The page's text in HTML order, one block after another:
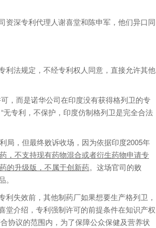
深专利代理人谢喜堂和陈申军，他们异口同
法规定，不经专利权人同意，直接允许其他
而是诺华公司在印度没有获得格列卫的专
专利，不保护，印度仿制格列卫是完全合法
，但最终败诉收场，因为依据印度2005年
，不支持现有药物混合或者衍生药物申请专
的升级版，不属于创新药。这场官司的败
失效前，其他制药厂如果想要生产格列卫，
堂介绍，专利强制许可的前提条件在知识产权
协议的范围内，为了保障公众保健及营养状